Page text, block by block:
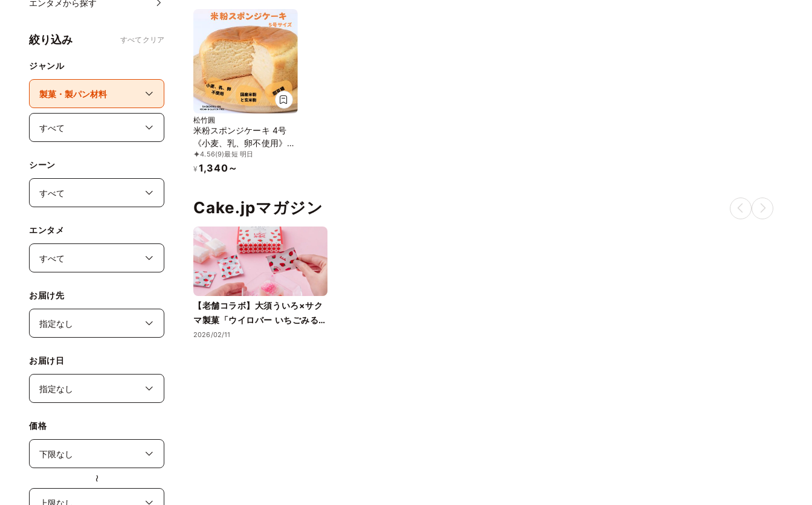
エンタメから探す
絞り込み すべてクリア
ジャンル
シーン
エンタメ
お届け先
お届け日
価格
〜
松竹圓
米粉スポンジケーキ 4号
《小麦、乳、卵不使用》
【ベビー&キッズ】アレル
ギー対応
4.56(9)最短 明日
¥ 1,340～
Cake.jpマガジン
【老舗コラボ】大須ういろ×サク
マ製菓「ウイロバー いちごみる
く」が名古屋で先行販売！
2026/02/11